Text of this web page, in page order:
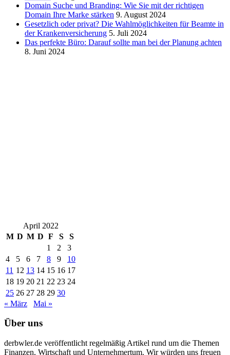
Domain Suche und Branding: Wie Sie mit der richtigen
Domain Ihre Marke stärken 9. August 2024
Gesetzlich oder privat? Die Wahlmöglichkeiten für Beamte in
der Krankenversicherung 5. Juli 2024
Das perfekte Büro: Darauf sollte man bei der Planung achten
8. Juni 2024
April 2022
M D M D F S
S
1
2
3
4
5 6 7 8 9
10
11 12 13 14 15 16 17
18 19 20 21 22 23 24
25 26 27 28 29 30
« März
Mai »
Über uns
derbwler.de veröffentlicht regelmäßig Artikel rund um die Themen
Finanzen, Wirtschaft und Unternehmertum. Wir würden uns freuen